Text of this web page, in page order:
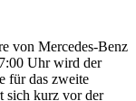
von Mercedes-Benz
Uhr wird der
für das zweite
sich kurz vor der